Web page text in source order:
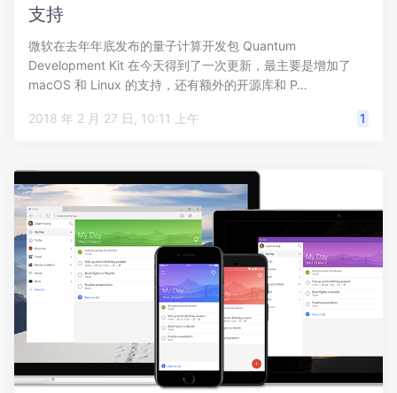
支持
微软在去年年底发布的量子计算开发包 Quantum
Development Kit 在今天得到了一次更新，最主要是增加了
macOS 和 Linux 的支持，还有额外的开源库和 P…
2018 年 2 月 27 日, 10:11 上午 1